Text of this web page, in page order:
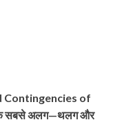
Contingencies of
के सबसे अलग—थलग और